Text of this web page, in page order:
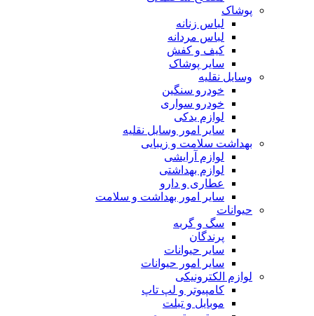
پوشاک
لباس زنانه
لباس مردانه
کیف و کفش
سایر پوشاک
وسایل نقلیه
خودرو سنگین
خودرو سواری
لوازم یدکی
سایر امور وسایل نقلیه
بهداشت سلامت و زیبایی
لوازم آرایشی
لوازم بهداشتی
عطاری و دارو
سایر امور بهداشت و سلامت
حیوانات
سگ و گربه
پرندگان
سایر حیوانات
سایر امور حیوانات
لوازم الکترونیکی
کامپیوتر و لپ تاپ
موبایل و تبلت